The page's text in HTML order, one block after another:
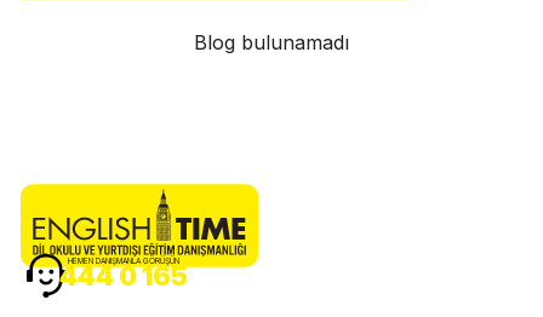
Blog bulunamadı
HEMEN DANIŞMANLA GÖRÜŞÜN
444 0 165